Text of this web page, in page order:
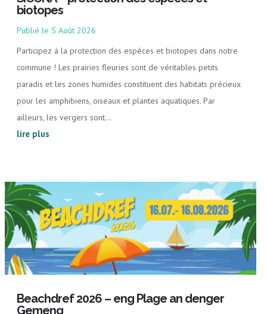
biotopes
5 Août 2026
Participez à la protection des espèces et biotopes dans notre
commune ! Les prairies fleuries sont de véritables petits
paradis et les zones humides constituent des habitats précieux
pour les amphibiens, oiseaux et plantes aquatiques. Par
ailleurs, les vergers sont...
lire plus
Beachdref 2026 – eng Plage an denger
Gemeng